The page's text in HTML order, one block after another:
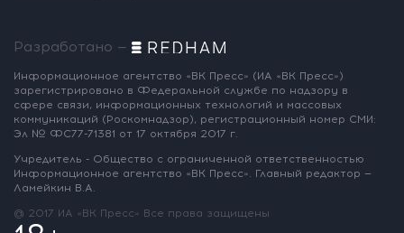
Разработано —
Информационное агентство «ВК Пресс» (ИА «ВК Пресс»)
зарегистрировано в Федеральной службе по надзору в
сфере связи, информационных технологий и массовых
коммуникаций (Роскомнадзор), регистрационный номер СМИ:
Эл № ФС77-71381 от 17 октября 2017 г.
Учредитель - Общество с ограниченной ответственностью
Информационное агентство «ВК Пресс».
Главный редактор —
Ламейкин В.А.
@ 2017 ИА «ВК Пресс» Все права защищены